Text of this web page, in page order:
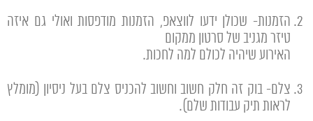
הזמנות- שכולן ידעו לווצאפ, הזמנות מודפסות ואולי גם איזה
טיזר מגניב של סרטון ממקום
האירוע שיהיה לכולם למה לחכות.
צלם- בוק זה חלק חשוב וחשוב להכניס צלם בעל ניסיון (מומלץ
לראות תיק עבודות שלם).